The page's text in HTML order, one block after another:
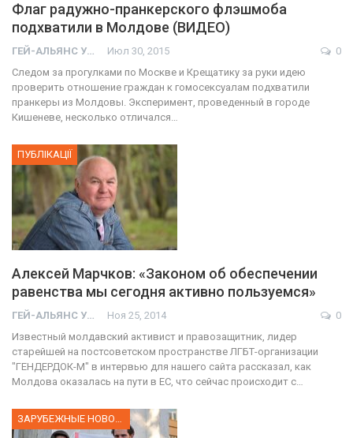
Флаг радужно-пранкерского флэшмоба
подхватили в Молдове (ВИДЕО)
ГЕЙ-АЛЬЯНС УКРАИНА Июл 30, 2015
0
Следом за прогулками по Москве и Крещатику за руки идею
проверить отношение граждан к гомосексуалам подхватили
пранкеры из Молдовы. Эксперимент, проведенный в городе
Кишеневе, несколько отличался…
ПУБЛІКАЦІЇ
Алексей Марчков: «Законом об обеспечении
равенства мы сегодня активно пользуемся»
ГЕЙ-АЛЬЯНС УКРАИНА Ноя 25, 2014
0
Известный молдавский активист и правозащитник, лидер
старейшей на постсоветском пространстве ЛГБТ-организации
"ГЕНДЕРДОК-М" в интервью для нашего сайта рассказал, как
Молдова оказалась на пути в ЕС, что сейчас происходит с…
ЗАРУБЕЖНЫЕ НОВОСТИ